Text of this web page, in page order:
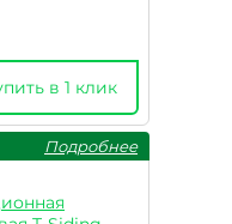
в 1 клик
Подробнее